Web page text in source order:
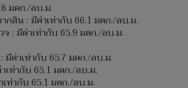
มคก./ลบ.ม.
กสิน : มีค่าเท่ากับ 66.1 มคก./ลบ.ม.
: มีค่าเท่ากับ 65.9 มคก./ลบ.ม.
มีค่าเท่ากับ 65.7 มคก./ลบ.ม.
เท่ากับ 65.1 มคก./ลบ.ม.
ท่ากับ 65.1 มคก./ลบ.ม.